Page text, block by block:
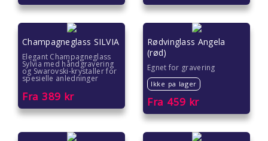
Champagneglass SILVIA
Elegant Champagneglass
Sylvia med håndgravering
og Swarovski-krystaller for
spesielle anledninger
Fra 389 kr
Rødvinglass Angela
(rød)
Egnet for gravering
Ikke pa lager
Fra 459 kr